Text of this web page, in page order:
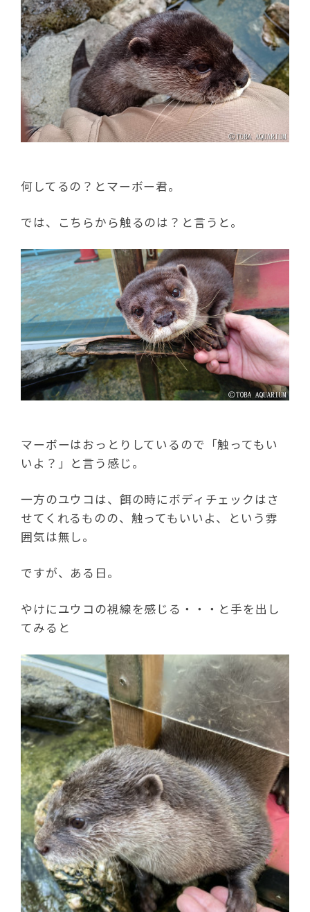
何してるの？とマーボー君。
では、こちらから触るのは？と言うと。
マーボーはおっとりしているので「触ってもい
いよ？」と言う感じ。
一方のユウコは、餌の時にボディチェックはさ
せてくれるものの、触ってもいいよ、という雰
囲気は無し。
ですが、ある日。
やけにユウコの視線を感じる・・・と手を出し
てみると